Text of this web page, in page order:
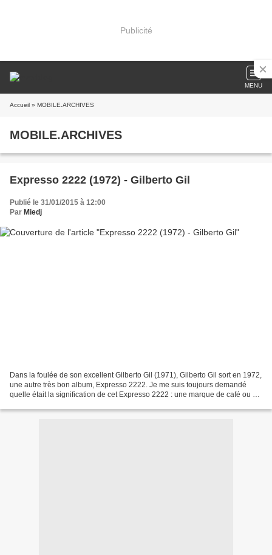
Publicité
MENU
Accueil » MOBILE.ARCHIVES
MOBILE.ARCHIVES
Expresso 2222 (1972) - Gilberto Gil
Publié le 31/01/2015 à 12:00
Par Miedj
Dans la foulée de son excellent Gilberto Gil (1971), Gilberto Gil sort en 1972,
une autre très bon album, Expresso 2222. Je me suis toujours demandé
quelle était la signification de cet Expresso 2222 : une marque de café ou un